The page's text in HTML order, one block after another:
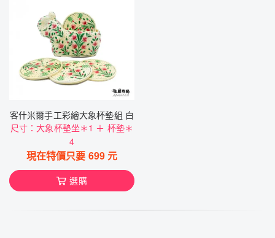
客什米爾手工彩繪大象杯墊組 白
尺寸：大象杯墊坐＊1 ＋ 杯墊＊
4
現在特價只要 699 元
選購